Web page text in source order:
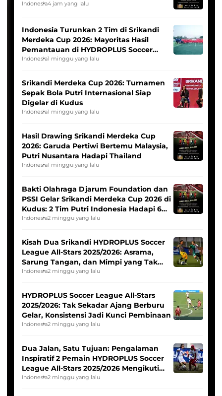
Indonesia4 jam yang lalu
Indonesia Turunkan 2 Tim di Srikandi
Merdeka Cup 2026: Mayoritas Hasil
Pemantauan di HYDROPLUS Soccer
League
Indonesia1 minggu yang lalu
Srikandi Merdeka Cup 2026: Turnamen
Sepak Bola Putri Internasional Siap
Digelar di Kudus
Indonesia1 minggu yang lalu
Hasil Drawing Srikandi Merdeka Cup
2026: Garuda Pertiwi Bertemu Malaysia,
Putri Nusantara Hadapi Thailand
Indonesia1 minggu yang lalu
Bakti Olahraga Djarum Foundation dan
PSSI Gelar Srikandi Merdeka Cup 2026 di
Kudus: 2 Tim Putri Indonesia Hadapi 6
Tim Asia
Indonesia2 minggu yang lalu
Kisah Dua Srikandi HYDROPLUS Soccer
League All-Stars 2025/2026: Asrama,
Sarung Tangan, dan Mimpi yang Tak
Pernah Padam
Indonesia2 minggu yang lalu
HYDROPLUS Soccer League All-Stars
2025/2026: Tak Sekadar Ajang Berburu
Gelar, Konsistensi Jadi Kunci Pembinaan
Indonesia2 minggu yang lalu
Dua Jalan, Satu Tujuan: Pengalaman
Inspiratif 2 Pemain HYDROPLUS Soccer
League All-Stars 2025/2026 Mengikuti
Seleksi Timnas Indonesia Putri
Indonesia2 minggu yang lalu